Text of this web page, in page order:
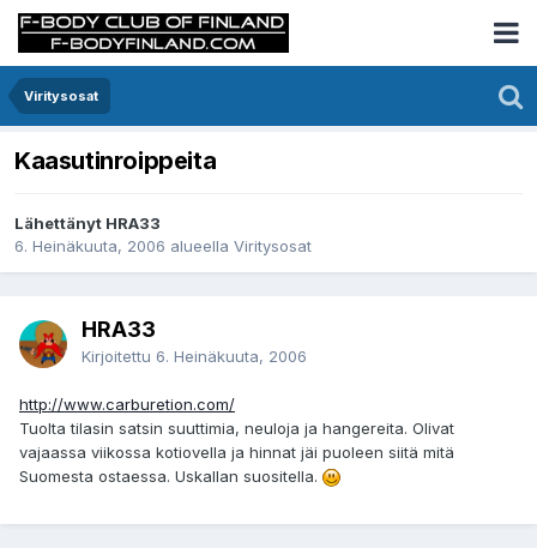
Viritysosat
Kaasutinroippeita
Lähettänyt HRA33
6. Heinäkuuta, 2006 alueella Viritysosat
HRA33
Kirjoitettu 6. Heinäkuuta, 2006
http://www.carburetion.com/
Tuolta tilasin satsin suuttimia, neuloja ja hangereita. Olivat
vajaassa viikossa kotiovella ja hinnat jäi puoleen siitä mitä
Suomesta ostaessa. Uskallan suositella.